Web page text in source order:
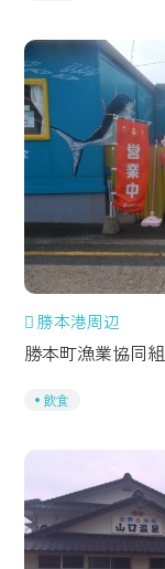
勝本港周辺
勝本町漁業協同
飲食